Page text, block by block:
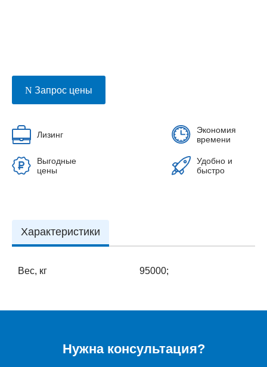
Запрос цены
Лизинг
Экономия
времени
Выгодные
цены
Удобно и
быстро
Характеристики
Вес, кг 95000;
Нужна консультация?